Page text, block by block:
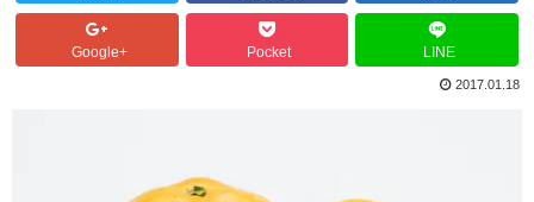
Google+ Pocket LINE
2017.01.18